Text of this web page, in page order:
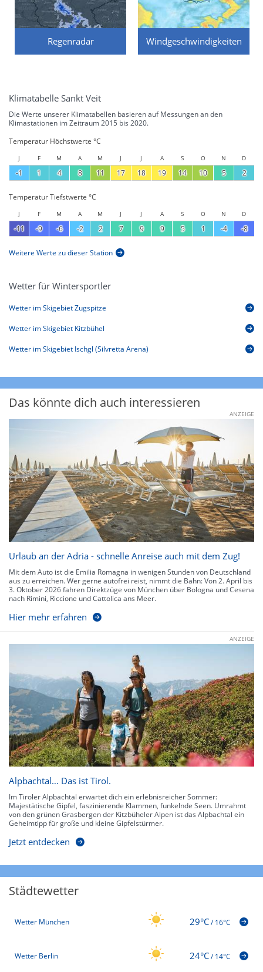
Regenradar Windgeschwindigkeiten
Klimatabelle Sankt Veit
Die Werte unserer Klimatabellen basieren auf Messungen an den
Klimastationen im Zeitraum 2015 bis 2020.
Temperatur Höchstwerte °C
J F M A M J J A S O N D
-1 1 4 8 11 17 18 19 14 10 5 2
Temperatur Tiefstwerte °C
J F M A M J J A S O N D
-11 -9 -6 -2 2 7 9 9 5 1 -4 -8
Weitere Werte zu dieser Station
Wetter für Wintersportler
Wetter im Skigebiet Zugspitze
Wetter im Skigebiet Kitzbühel
Wetter im Skigebiet Ischgl (Silvretta Arena)
Das könnte dich auch interessieren
ANZEIGE
Urlaub an der Adria - schnelle Anreise auch mit dem Zug!
Mit dem Auto ist die Emilia Romagna in wenigen Stunden von Deutschland
aus zu erreichen. Wer gerne autofrei reist, nimmt die Bahn: Von 2. April bis
3. Oktober 2026 fahren Direktzüge von München über Bologna und Cesena
nach Rimini, Riccione und Cattolica ans Meer.
Hier mehr erfahren
ANZEIGE
Alpbachtal… Das ist Tirol.
Im Tiroler Alpbachtal erwartet dich ein erlebnisreicher Sommer:
Majestätische Gipfel, faszinierende Klammen, funkelnde Seen. Umrahmt
von den grünen Grasbergen der Kitzbüheler Alpen ist das Alpbachtal ein
Geheimtipp für große und kleine Gipfelstürmer.
Jetzt entdecken
Städtewetter
Wetter München 29°C/16°C
Wetter Berlin 24°C/14°C